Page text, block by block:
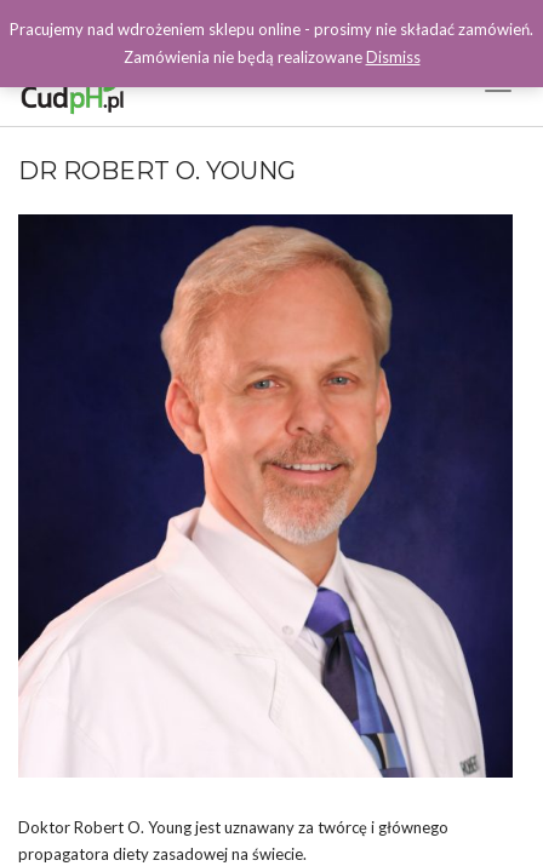
Facebook
DR ROBERT O. YOUNG
Doktor Robert O. Young jest uznawany za twórcę i głównego
propagatora diety zasadowej na świecie.
Pracujemy nad wdrożeniem sklepu online - prosimy nie składać zamówień.
Zamówienia nie będą realizowaneDismiss